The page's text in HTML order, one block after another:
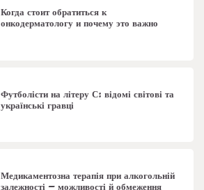
Когда стоит обратиться к
онкодерматологу и почему это важно
Футболісти на літеру С: відомі світові та
українські гравці
Медикаментозна терапія при алкогольній